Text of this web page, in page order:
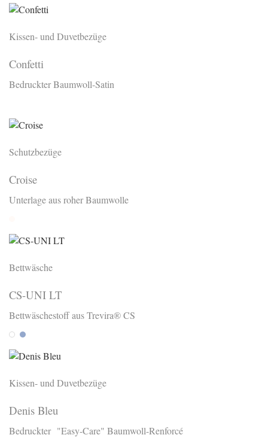
Kissen- und Duvetbezüge
Confetti
Bedruckter Baumwoll-Satin
Schutzbezüge
Croise
Unterlage aus roher Baumwolle
Bettwäsche
CS-UNI LT
Bettwäschestoff aus Trevira® CS
WeissAzur
Kissen- und Duvetbezüge
Denis Bleu
Bedruckter "Easy-Care" Baumwoll-Renforcé